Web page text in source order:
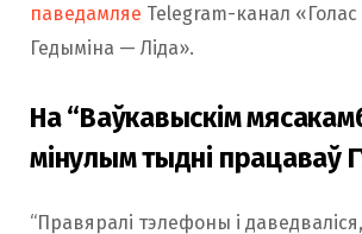
паведамляе Telegram-канал «Голас
Гедыміна — Ліда».
На “Ваўкавыскім
мінулым тыдні працаваў
“Правяралі тэлефоны і